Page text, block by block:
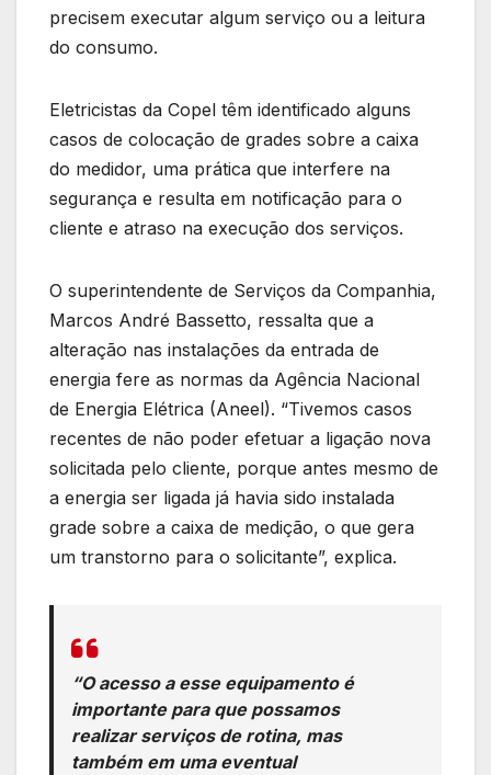
precisem executar algum serviço ou a leitura
do consumo.
Eletricistas da Copel têm identificado alguns
casos de colocação de grades sobre a caixa
do medidor, uma prática que interfere na
segurança e resulta em notificação para o
cliente e atraso na execução dos serviços.
O superintendente de Serviços da Companhia,
Marcos André Bassetto, ressalta que a
alteração nas instalações da entrada de
energia fere as normas da Agência Nacional
de Energia Elétrica (Aneel). “Tivemos casos
recentes de não poder efetuar a ligação nova
solicitada pelo cliente, porque antes mesmo de
a energia ser ligada já havia sido instalada
grade sobre a caixa de medição, o que gera
um transtorno para o solicitante”, explica.
“O acesso a esse equipamento é
importante para que possamos
realizar serviços de rotina, mas
também em uma eventual